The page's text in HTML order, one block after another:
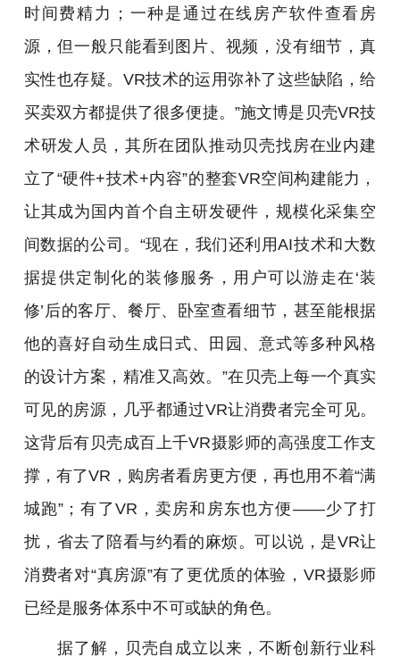
时间费精力；一种是通过在线房产软件查看房
源，但一般只能看到图片、视频，没有细节，真
实性也存疑。VR技术的运用弥补了这些缺陷，给
买卖双方都提供了很多便捷。”施文博是贝壳VR技
术研发人员，其所在团队推动贝壳找房在业内建
立了“硬件+技术+内容”的整套VR空间构建能力，
让其成为国内首个自主研发硬件，规模化采集空
间数据的公司。“现在，我们还利用AI技术和大数
据提供定制化的装修服务，用户可以游走在‘装
修’后的客厅、餐厅、卧室查看细节，甚至能根据
他的喜好自动生成日式、田园、意式等多种风格
的设计方案，精准又高效。”在贝壳上每一个真实
可见的房源，几乎都通过VR让消费者完全可见。
这背后有贝壳成百上千VR摄影师的高强度工作支
撑，有了VR，购房者看房更方便，再也用不着“满
城跑”；有了VR，卖房和房东也方便——少了打
扰，省去了陪看与约看的麻烦。可以说，是VR让
消费者对“真房源”有了更优质的体验，VR摄影师
已经是服务体系中不可或缺的角色。
据了解，贝壳自成立以来，不断创新行业科